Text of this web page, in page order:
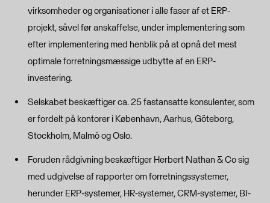
virksomheder og organisationer i alle faser af et ERP-
projekt, såvel før anskaffelse, under implementering som
efter implementering med henblik på at opnå det mest
optimale forretningsmæssige udbytte af en ERP-
investering.
Selskabet beskæftiger ca. 25 fastansatte konsulenter, som
er fordelt på kontorer i København, Aarhus, Göteborg,
Stockholm, Malmö og Oslo.
Foruden rådgivning beskæftiger Herbert Nathan & Co sig
med udgivelse af rapporter om forretningssystemer,
herunder ERP-systemer, HR-systemer, CRM-systemer, BI-